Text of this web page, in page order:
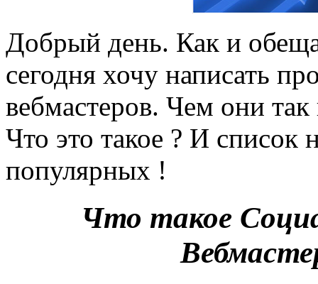
Добрый день. Как и
сегодня хочу написать
вебмастеров. Чем они
Что это такое ? И список
популярных !
Что такое